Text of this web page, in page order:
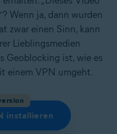
Wenn ja, dann wurden
zwar einen Sinn, kann
Lieblingsmedien
Geoblocking ist, wie es
einem VPN umgeht.
installieren